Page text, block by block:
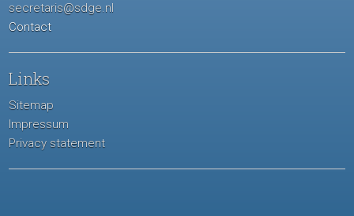
secretaris@sdge.nl
Contact
Links
Sitemap
Impressum
Privacy statement